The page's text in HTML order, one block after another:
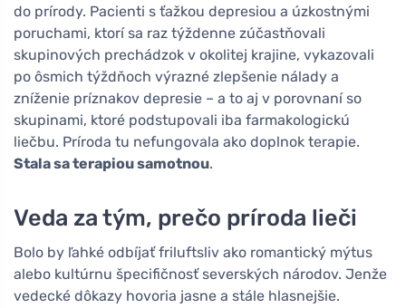
do prírody. Pacienti s ťažkou depresiou a úzkostnými
poruchami, ktorí sa raz týždenne zúčastňovali
skupinových prechádzok v okolitej krajine, vykazovali
po ôsmich týždňoch výrazné zlepšenie nálady a
zníženie príznakov depresie – a to aj v porovnaní so
skupinami, ktoré podstupovali iba farmakologickú
liečbu. Príroda tu nefungovala ako doplnok terapie.
Stala sa terapiou samotnou.
Veda za tým, prečo príroda lieči
Bolo by ľahké odbíjať friluftsliv ako romantický mýtus
alebo kultúrnu špecifičnosť severských národov. Jenže
vedecké dôkazy hovoria jasne a stále hlasnejšie.